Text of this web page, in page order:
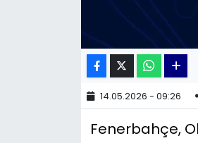
14.05.2026 - 09:26
Fenerbahçe,
TEKNOLOJİ